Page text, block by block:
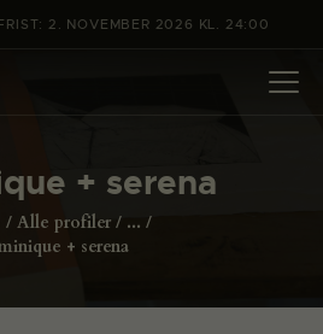
2. NOVEMBER 2026 KL. 24:00
+ serena
Alle profiler
...
+ serena